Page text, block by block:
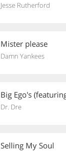
Jesse Rutherford
Mister please
Damn Yankees
Big Ego's
Dr. Dre
Selling My Soul